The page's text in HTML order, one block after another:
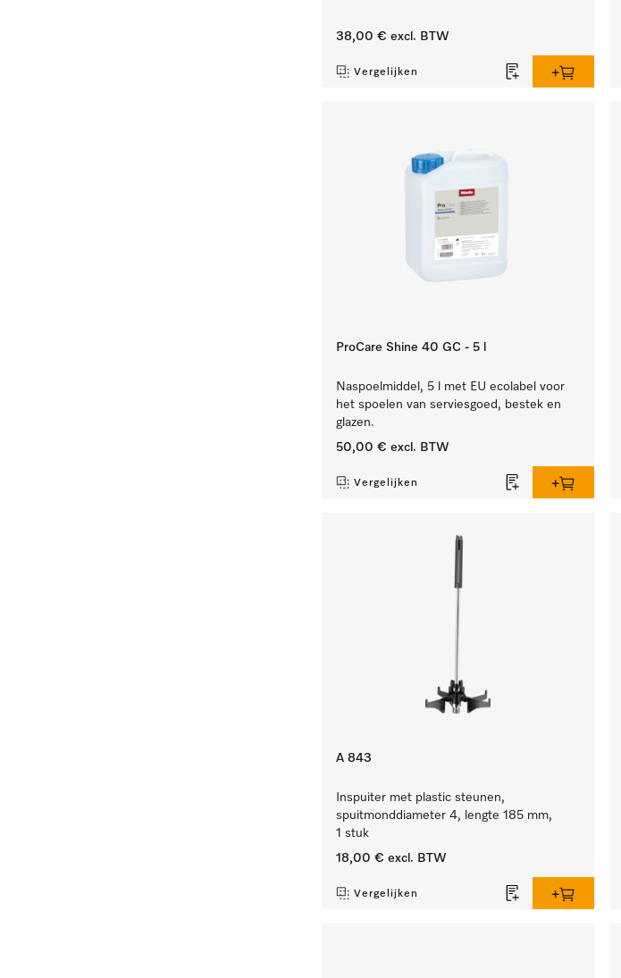
38,00 € excl. BTW
Vergelijken
ProCare Shine 40 GC - 5 l
Naspoelmiddel, 5 l met EU ecolabel voor
het spoelen van serviesgoed, bestek en
glazen.
50,00 € excl. BTW
Vergelijken
A 843
Inspuiter met plastic steunen,
spuitmonddiameter 4, lengte 185 mm,
1 stuk
18,00 € excl. BTW
Vergelijken